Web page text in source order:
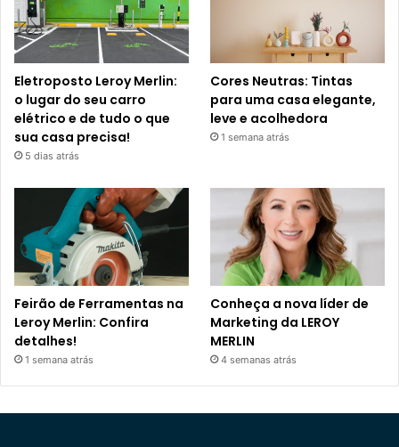
Eletroposto Leroy Merlin:
o lugar do seu carro
elétrico e de tudo o que
sua casa precisa!
5 dias atrás
Cores Neutras: Tintas
para uma casa elegante,
leve e acolhedora
1 semana atrás
Feirão de Ferramentas na
Leroy Merlin: Confira
detalhes!
1 semana atrás
Conheça a nova líder de
Marketing da LEROY
MERLIN
4 semanas atrás